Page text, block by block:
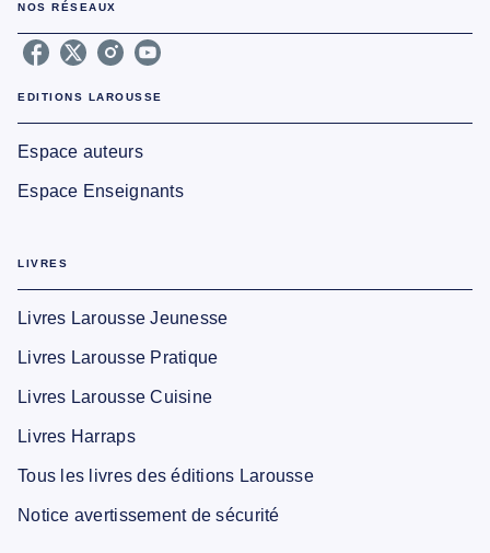
NOS RÉSEAUX
EDITIONS LAROUSSE
Espace auteurs
Espace Enseignants
LIVRES
Livres Larousse Jeunesse
Livres Larousse Pratique
Livres Larousse Cuisine
Livres Harraps
Tous les livres des éditions Larousse
Notice avertissement de sécurité